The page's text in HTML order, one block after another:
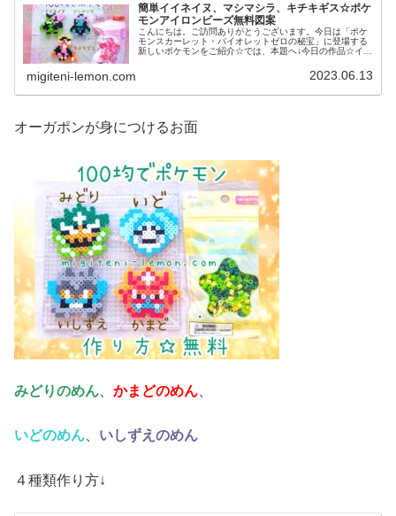
簡単イイネイヌ、マシマシラ、キチキギス☆ポケ
モンアイロンビーズ無料図案
こんにちは。ご訪問ありがとうございます。今日は「ポケ
モンスカーレット・バイオレットゼロの秘宝」に登場する
新しいポケモンをご紹介☆では、本題へ↓今日の作品☆イイ
migiteni-lemon.com 2023.06.13
オーガポンが身につけるお面
みどりのめん かまどのめん
いどのめん いしずえのめん
４種類作り方↓